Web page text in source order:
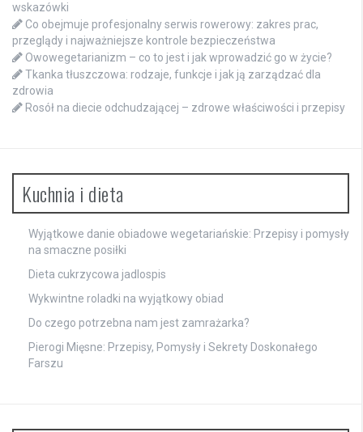
wskazówki
Co obejmuje profesjonalny serwis rowerowy: zakres prac,
przeglądy i najważniejsze kontrole bezpieczeństwa
Owowegetarianizm – co to jest i jak wprowadzić go w życie?
Tkanka tłuszczowa: rodzaje, funkcje i jak ją zarządzać dla
zdrowia
Rosół na diecie odchudzającej – zdrowe właściwości i przepisy
Kuchnia i dieta
Wyjątkowe danie obiadowe wegetariańskie: Przepisy i pomysły
na smaczne posiłki
Dieta cukrzycowa jadlospis
Wykwintne roladki na wyjątkowy obiad
Do czego potrzebna nam jest zamrażarka?
Pierogi Mięsne: Przepisy, Pomysły i Sekrety Doskonałego
Farszu